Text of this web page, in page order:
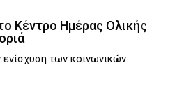
Κέντρο Ημέρας Ολικής
ενίσχυση των κοινωνικών